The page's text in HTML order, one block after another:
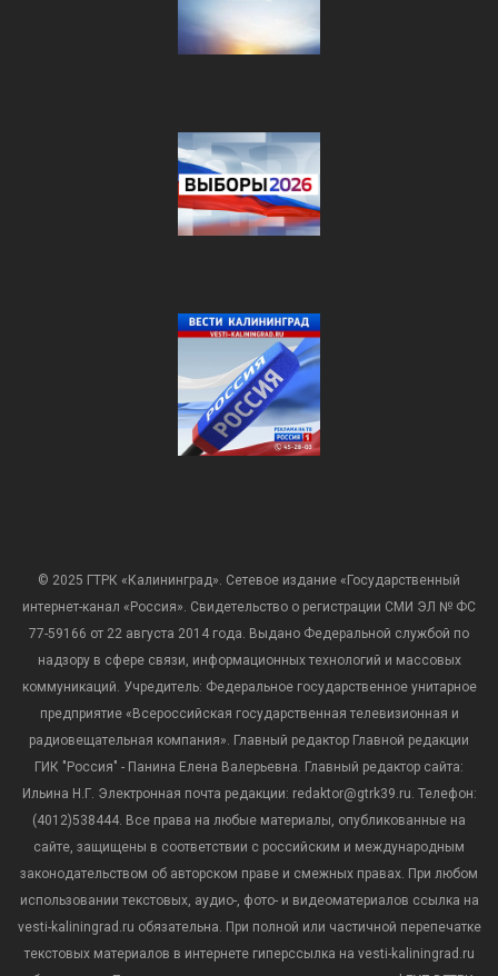
© 2025 ГТРК «Калининград». Сетевое издание «Государственный
интернет-канал «Россия». Свидетельство о регистрации СМИ ЭЛ № ФС
77-59166 от 22 августа 2014 года. Выдано Федеральной службой по
надзору в сфере связи, информационных технологий и массовых
коммуникаций. Учредитель: Федеральное государственное унитарное
предприятие «Всероссийская государственная телевизионная и
радиовещательная компания». Главный редактор Главной редакции
ГИК "Россия" - Панина Елена Валерьевна. Главный редактор сайта:
Ильина Н.Г. Электронная почта редакции: redaktor@gtrk39.ru. Телефон:
(4012)538444. Все права на любые материалы, опубликованные на
сайте, защищены в соответствии с российским и международным
законодательством об авторском праве и смежных правах. При любом
использовании текстовых, аудио-, фото- и видеоматериалов ссылка на
vesti-kaliningrad.ru обязательна. При полной или частичной перепечатке
текстовых материалов в интернете гиперссылка на vesti-kaliningrad.ru